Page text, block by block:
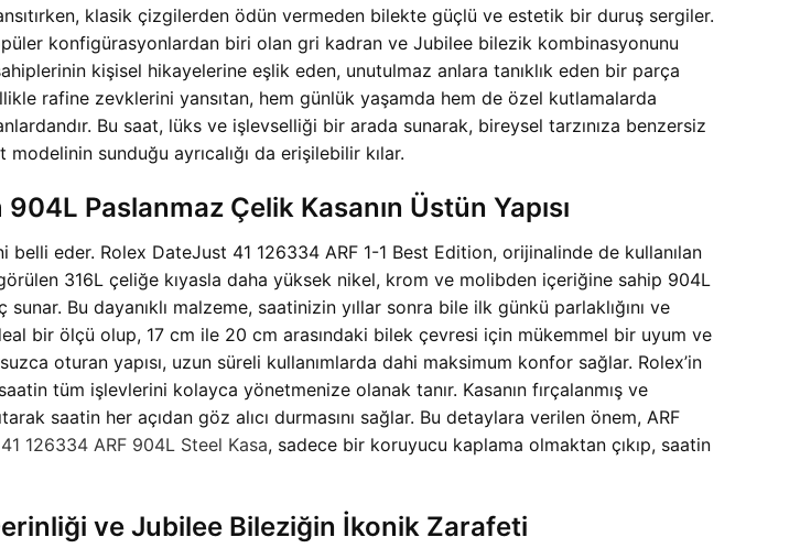
klasik çizgilerden ödün vermeden bilekte güçlü ve estetik bir duruş sergiler.
konfigürasyonlardan biri olan gri kadran ve Jubilee bilezik kombinasyonunu
kişisel hikayelerine eşlik eden, unutulmaz anlara tanıklık eden bir parça
rafine zevklerini yansıtan, hem günlük yaşamda hem de özel kutlamalarda
Bu saat, lüks ve işlevselliği bir arada sunarak, bireysel tarzınıza benzersiz
sunduğu ayrıcalığı da erişilebilir kılar.
Paslanmaz Çelik Kasanın Üstün Yapısı
eder. Rolex DateJust 41 126334 ARF 1-1 Best Edition, orijinalinde de kullanılan
316L çeliğe kıyasla daha yüksek nikel, krom ve molibden içeriğine sahip 904L
Bu dayanıklı malzeme, saatinizin yıllar sonra bile ilk günkü parlaklığını ve
bir ölçü olup, 17 cm ile 20 cm arasındaki bilek çevresi için mükemmel bir uyum ve
oturan yapısı, uzun süreli kullanımlarda dahi maksimum konfor sağlar. Rolex’in
tüm işlevlerini kolayca yönetmenize olanak tanır. Kasanın fırçalanmış ve
saatin her açıdan göz alıcı durmasını sağlar. Bu detaylara verilen önem, ARF
126334 ARF 904L Steel Kasa, sadece bir koruyucu kaplama olmaktan çıkıp, saatin
ve Jubilee Bileziğin İkonik Zarafeti